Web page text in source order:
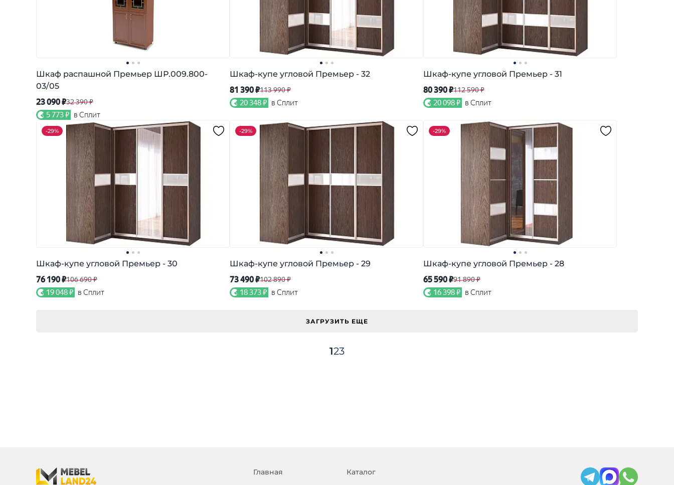
Шкаф распашной Премьер ШР.009.800-
03/05
23 090 ₽32 390 ₽
5 773 ₽ в Сплит
Шкаф-купе угловой Премьер - 32
81 390 ₽113 990 ₽
20 348 ₽ в Сплит
Шкаф-купе угловой Премьер - 31
80 390 ₽112 590 ₽
20 098 ₽ в Сплит
-29%
Шкаф-купе угловой Премьер - 30
76 190 ₽106 690 ₽
19 048 ₽ в Сплит
-29%
Шкаф-купе угловой Премьер - 29
73 490 ₽102 890 ₽
18 373 ₽ в Сплит
-29%
Шкаф-купе угловой Премьер - 28
65 590 ₽91 890 ₽
16 398 ₽ в Сплит
ЗАГРУЗИТЬ ЕЩЕ
123
Главная Каталог